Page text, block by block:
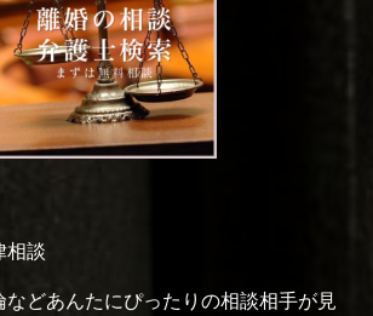
相談
どあんたにぴったりの相談相手が見